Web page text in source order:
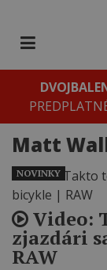
Matt
Video:
zjazdári
RAW
NOVINKY